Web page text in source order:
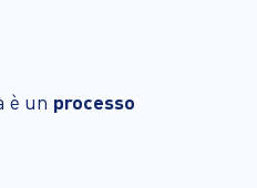
è un processo